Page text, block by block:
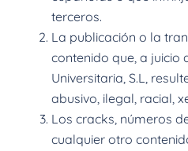
terceros.
La publicación o la
contenido que, a juicio
Universitaria, S.L,
abusivo, ilegal, racial,
Los cracks, números
cualquier otro